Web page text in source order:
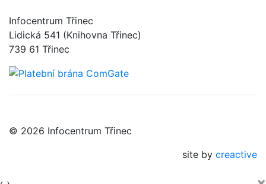
Infocentrum Třinec
Lidická 541 (Knihovna Třinec)
739 61 Třinec
© 2026 Infocentrum Třinec
site by creactive